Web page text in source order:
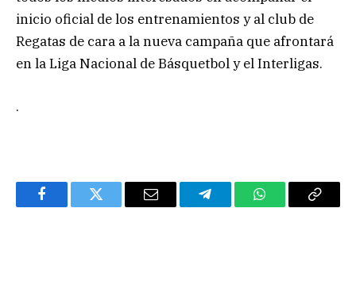
inicio oficial de los entrenamientos y al club de
Regatas de cara a la nueva campaña que afrontará
en la Liga Nacional de Básquetbol y el Interligas.
.
FacebookTwitter Email TelegramWhatsAppCopy